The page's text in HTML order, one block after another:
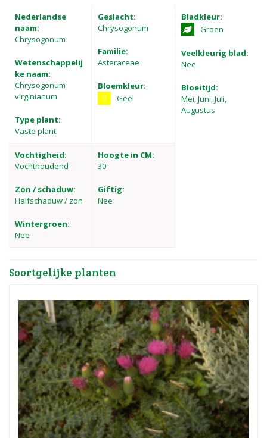
Nederlandse
naam:
Chrysogonum
Wetenschappelij
ke naam:
Chrysogonum
virginianum
Type plant:
Vaste plant
Geslacht:
Chrysogonum
Familie:
Asteraceae
Bloemkleur:
Geel
Bladkleur:
Groen
Veelkleurig blad:
Nee
Bloeitijd:
Mei, Juni, Juli,
Augustus
Vochtigheid:
Vochthoudend
Zon / schaduw:
Halfschaduw / zon
Wintergroen:
Nee
Hoogte in CM:
30
Giftig:
Nee
Soortgelijke planten